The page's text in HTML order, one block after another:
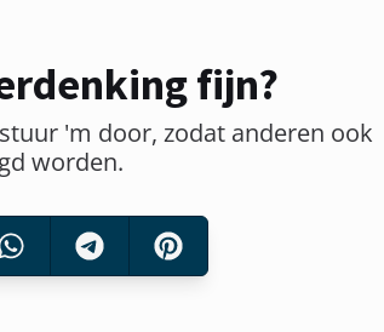
fijn?
'm door, zodat anderen ook
worden.